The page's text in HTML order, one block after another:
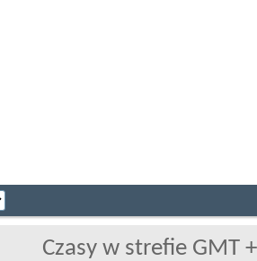
Czasy w strefie GMT